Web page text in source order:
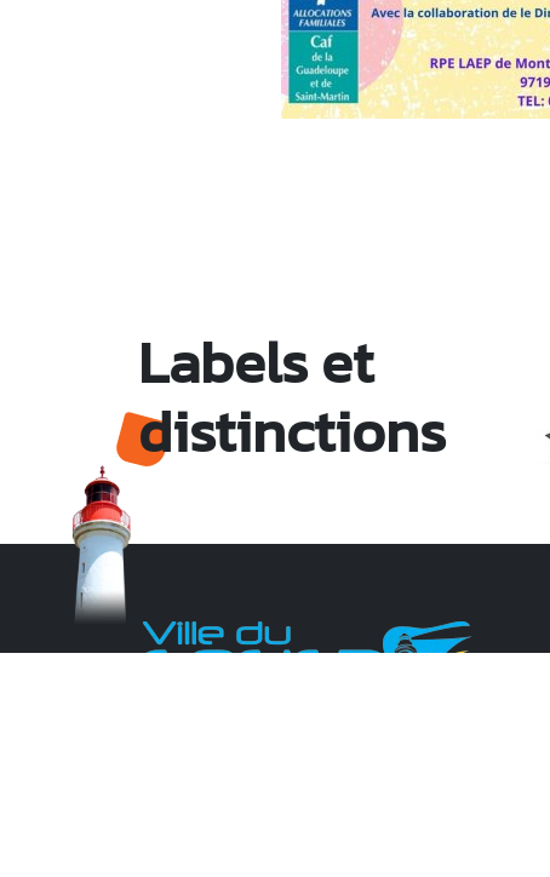
Labels et
distinctions